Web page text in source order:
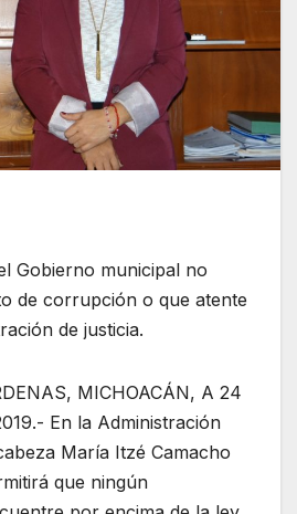
Gobierno municipal no
de corrupción o que atente
de justicia.
MICHOACÁN, A 24
En la Administración
María Itzé Camacho
que ningún